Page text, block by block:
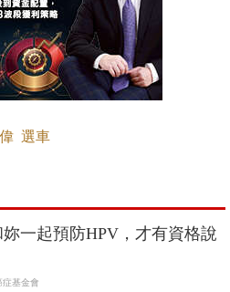
選車
一起預防HPV，才有資格說
症基金會